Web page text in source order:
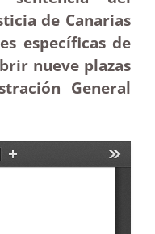
de Canarias
específicas de
nueve plazas
General